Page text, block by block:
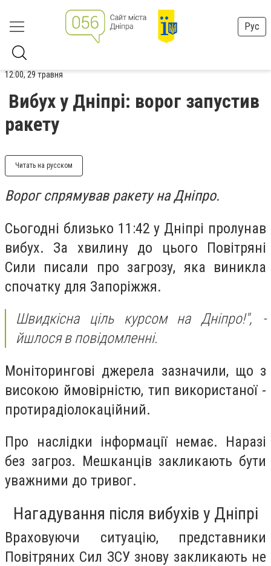
Рус
12:00, 29 травня
Вибух у Дніпрі: ворог запустив
ракету
Читать на русском
Ворог спрямував ракету на Дніпро.
Сьогодні близько 11:42 у Дніпрі пролунав
вибух. За хвилину до цього Повітряні
Сили писали про загрозу, яка виникла
спочатку для Запоріжжя.
Швидкісна ціль курсом на Дніпро!", -
йшлося в повідомленні.
Моніторингові джерела зазначили, що з
високою ймовірністю, тип використаної -
протирадіолокаційний.
Про наслідки інформації немає. Наразі
без загроз. Мешканців закликають бути
уважними до тривог.
Нагадування після вибухів у Дніпрі
Враховуючи ситуацію, представники
Повітряних Сил ЗСУ знову закликають не